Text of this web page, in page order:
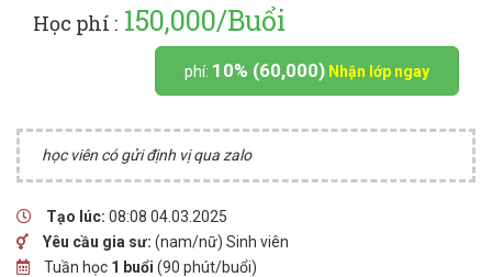
Học phí : 150,000/Buổi
phí: 10% (60,000) Nhận lớp ngay
học viên có gửi định vị qua zalo
Tạo lúc: 08:08 04.03.2025
Yêu cầu gia sư: (nam/nữ) Sinh viên
Tuần học 1 buổi (90 phút/buổi)